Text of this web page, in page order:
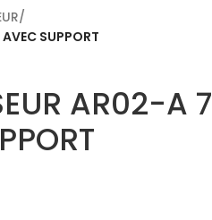
/
SUPPORT
AR02-A 7